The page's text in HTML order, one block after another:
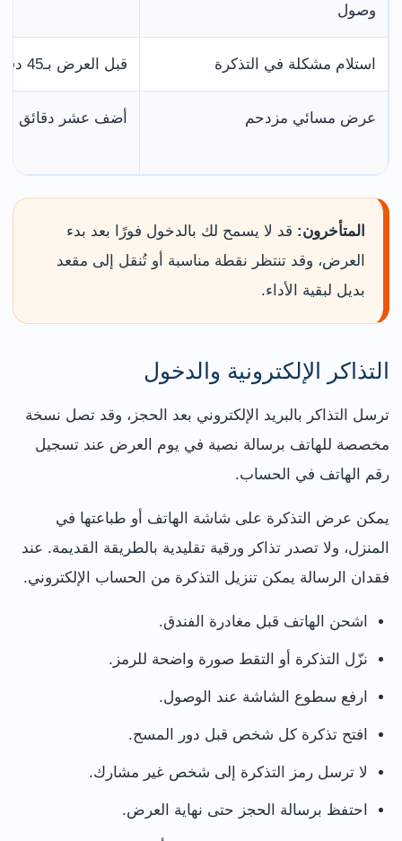
وصول
استلام مشكلة في التذكرة قبل العرض بـ45 دقيقة
عرض مسائي مزدحم أضف عشر دقائق
المتأخرون: قد لا يسمح لك بالدخول فورًا بعد بدء
العرض، وقد تنتظر نقطة مناسبة أو تُنقل إلى مقعد
بديل لبقية الأداء.
التذاكر الإلكترونية والدخول
ترسل التذاكر بالبريد الإلكتروني بعد الحجز، وقد تصل نسخة
مخصصة للهاتف برسالة نصية في يوم العرض عند تسجيل
رقم الهاتف في الحساب.
يمكن عرض التذكرة على شاشة الهاتف أو طباعتها في
المنزل، ولا تصدر تذاكر ورقية تقليدية بالطريقة القديمة. عند
فقدان الرسالة يمكن تنزيل التذكرة من الحساب الإلكتروني.
اشحن الهاتف قبل مغادرة الفندق.
نزّل التذكرة أو التقط صورة واضحة للرمز.
ارفع سطوع الشاشة عند الوصول.
افتح تذكرة كل شخص قبل دور المسح.
لا ترسل رمز التذكرة إلى شخص غير مشارك.
احتفظ برسالة الحجز حتى نهاية العرض.